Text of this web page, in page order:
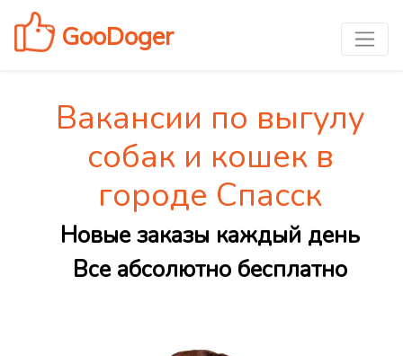
GooDoger
Вакансии по выгулу
собак и кошек в
городе Спасск
Новые заказы каждый день
Все абсолютно бесплатно